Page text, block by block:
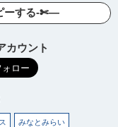
ーする-✄—
カウント
みなとみらい